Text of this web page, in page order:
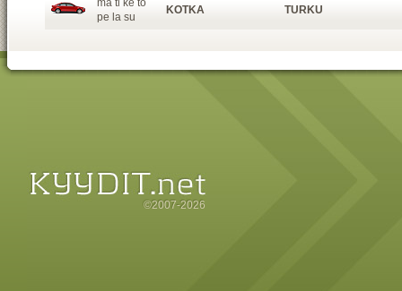
ma ti ke to
pe la su
KOTKA TURKU
©2007-2026